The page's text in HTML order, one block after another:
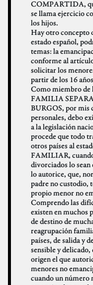
COMPARTIDA,
se llama ejercicio
los hijos.
Hay otro concepto
estado español,
temas: la
conforme al
solicitar los
partir de los 16
Como miembro
FAMILIA
BURGOS, por mis
personales, debo
a la legislación
procede que todo
otros países al
FAMILIAR, cuando
divorciados lo
lo autorice, que,
padre no custodio,
propio menor no
Comprendo las
existen en muchos
de destino de
reagrupación
países, de salida y
sensible y delicado,
origen el que
menores no
cuando un número